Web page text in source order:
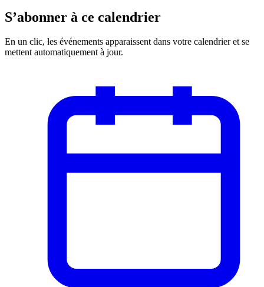
S’abonner à ce calendrier
En un clic, les événements apparaissent dans votre calendrier et se
mettent automatiquement à jour.